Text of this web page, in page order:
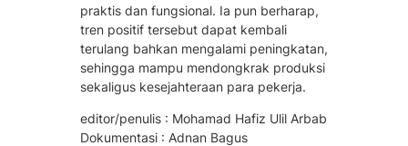
praktis dan fungsional. Ia pun berharap,
tren positif tersebut dapat kembali
terulang bahkan mengalami peningkatan,
sehingga mampu mendongkrak produksi
sekaligus kesejahteraan para pekerja.
editor/penulis : Mohamad Hafiz Ulil Arbab
Dokumentasi : Adnan Bagus